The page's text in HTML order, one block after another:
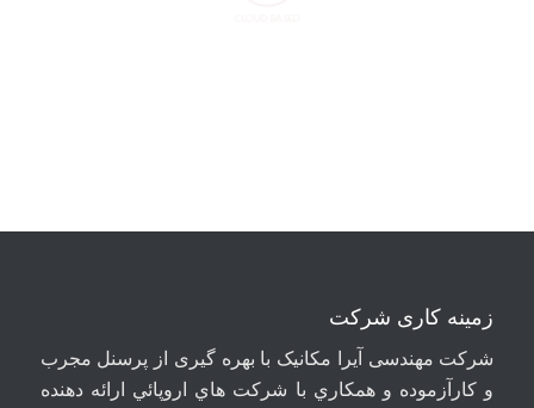
زمینه کاری شرکت
شرکت مهندسی آيرا مکانيک با بهره گیری از پرسنل مجرب
و کارآزموده و همکاري با شرکت هاي اروپائي ارائه دهنده